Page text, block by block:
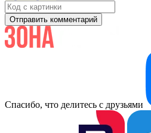
Отправить комментарий
Спасибо, что делитесь с друзьями